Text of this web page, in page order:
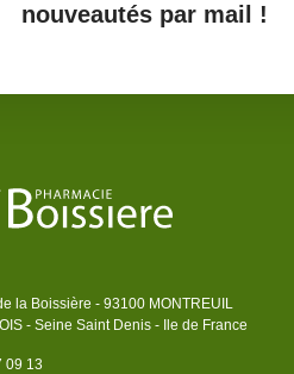
nouveautés par mail !
la Boissière - 93100 MONTREUIL
- Seine Saint Denis - Ile de France
09 13